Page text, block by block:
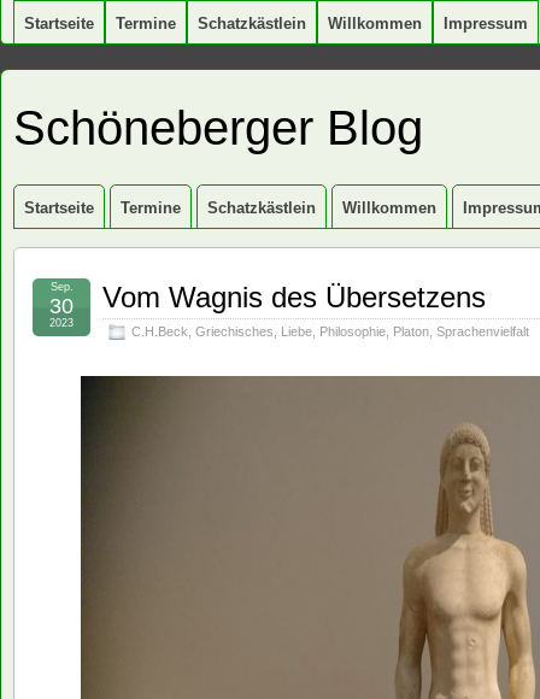
Startseite Termine Schatzkästlein Willkommen Impressum
Schöneberger Blog
Startseite Termine Schatzkästlein Willkommen
Vom Wagnis des Übersetzens
C.H.Beck Griechisches Liebe Philosophie Platon Sprachenvielfalt
Sep.
30
2023